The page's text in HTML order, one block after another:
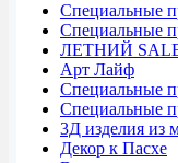
Специальные
Специальные
ЛЕТНИЙ
Арт Лайф
Специальные
Специальные
3Д изделия из
Декор к Пасхе